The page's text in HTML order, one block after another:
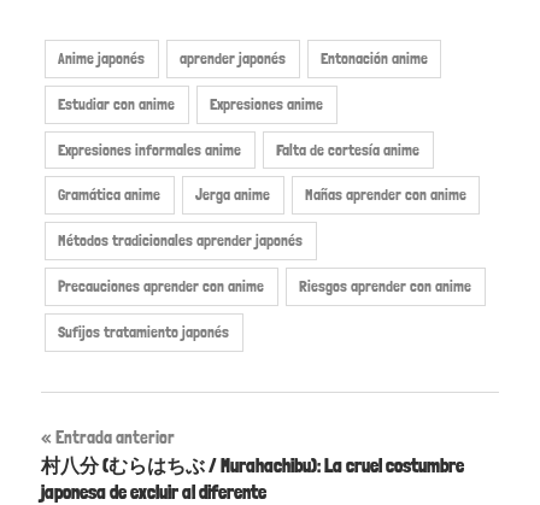
Anime japonés aprender japonés Entonación anime
Estudiar con anime Expresiones anime
Expresiones informales anime Falta de cortesía anime
Gramática anime Jerga anime Mañas aprender con anime
Métodos tradicionales aprender japonés
Precauciones aprender con anime Riesgos aprender con anime
Sufijos tratamiento japonés
Entrada anterior
村八分 (むらはちぶ / Murahachibu): La cruel costumbre
japonesa de excluir al diferente